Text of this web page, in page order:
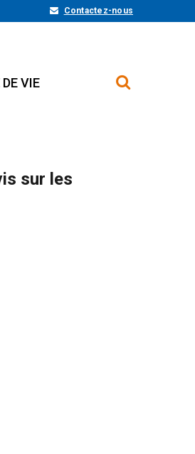
Contactez-nous
VIE
sur les